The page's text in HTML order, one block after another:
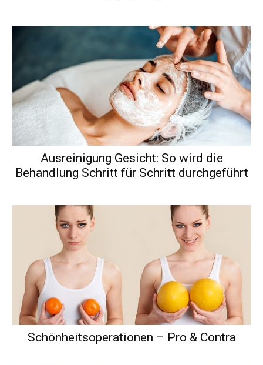
Ausreinigung Gesicht: So wird die
Behandlung Schritt für Schritt durchgeführt
Schönheitsoperationen – Pro & Contra